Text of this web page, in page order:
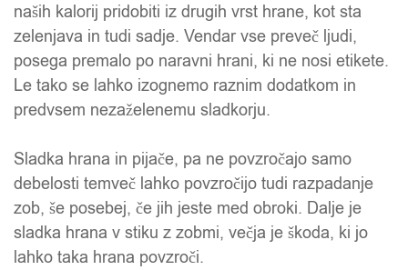
naših kalorij pridobiti iz drugih vrst hrane, kot sta
zelenjava in tudi sadje. Vendar vse preveč ljudi,
posega premalo po naravni hrani, ki ne nosi etikete.
Le tako se lahko izognemo raznim dodatkom in
predvsem nezaželenemu sladkorju.
Sladka hrana in pijače, pa ne povzročajo samo
debelosti temveč lahko povzročijo tudi razpadanje
zob, še posebej, če jih jeste med obroki. Dalje je
sladka hrana v stiku z zobmi, večja je škoda, ki jo
lahko taka hrana povzroči.